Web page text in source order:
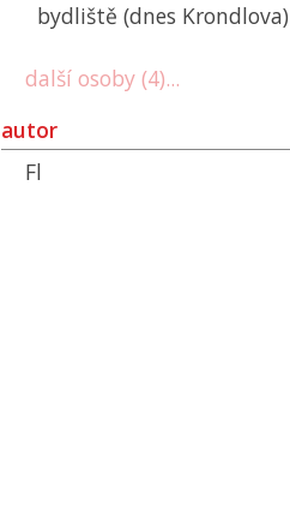
bydliště (dnes Krondlova)
další osoby (4)...
autor
Fl